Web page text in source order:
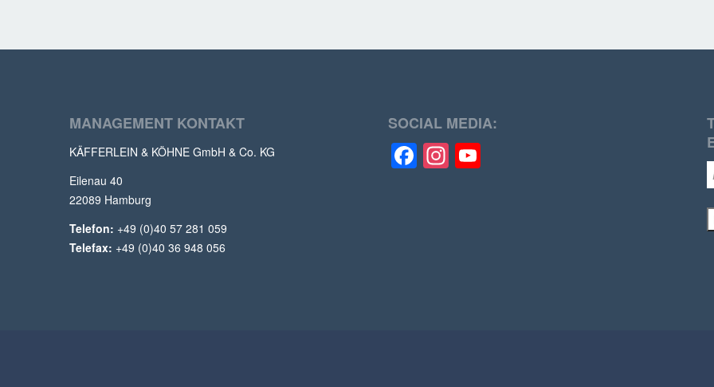
MANAGEMENT KONTAKT
KÄFFERLEIN & KÖHNE GmbH & Co. KG
Eilenau 40
22089 Hamburg
Telefon: +49 (0)40 57 281 059
Telefax: +49 (0)40 36 948 056
SOCIAL MEDIA:
Facebook
Instagram